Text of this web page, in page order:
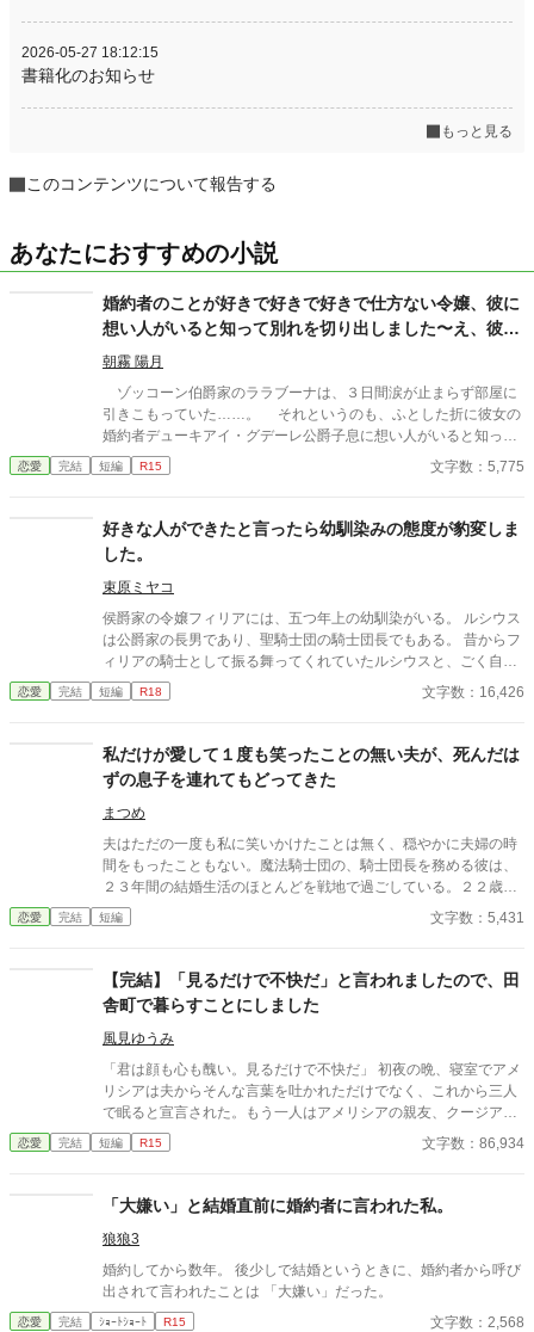
2026-05-27 18:12:15
書籍化のお知らせ
もっと見る
このコンテンツについて報告する
あなたにおすすめの小説
婚約者のことが好きで好きで好きで仕方ない令嬢、彼に
想い人がいると知って別れを切り出しました〜え、彼が
本当に好きだったのは私なんですか！？〜
朝霧 陽月
ゾッコーン伯爵家のララブーナは、３日間涙が止まらず部屋に
引きこもっていた……。 それというのも、ふとした折に彼女の
婚約者デューキアイ・グデーレ公爵子息に想い人がいると知って
しまったからだ。 ※内容はタイトル通りです、基本ヤベェ登場人
物しかいません。 ※他サイトにも、同作者ほぼ同タイトルで投稿
恋愛 完結 短編 R15 文字数：5,775
好きな人ができたと言ったら幼馴染みの態度が豹変しま
した。
束原ミヤコ
侯爵家の令嬢フィリアには、五つ年上の幼馴染がいる。 ルシウス
は公爵家の長男であり、聖騎士団の騎士団長でもある。 昔からフ
ィリアの騎士として振る舞ってくれていたルシウスと、ごく自然
に婚約者になっていた。 しかし、ある日の夜会で、「ルシウス様
はわがままな妹と結婚をしなければならず、可哀想」という噂話
ないのだと気づいたフィリアは、ルシウスに告げる。 「私、好き
な人ができました」 だから、あなたとは結婚できないのだという
嘘を──。
恋愛 完結 短編 R18 文字数：16,426
私だけが愛して１度も笑ったことの無い夫が、死んだは
ずの息子を連れてもどってきた
まつめ
夫はただの一度も私に笑いかけたことは無く、穏やかに夫婦の時
間をもったこともない。魔法騎士団の、騎士団長を務める彼は、
２３年間の結婚生活のほとんどを戦地で過ごしている。２２歳の
息子の戦死の知らせが届く。けれど夫は元気な息子を連れて私の
元に戻って来てくれた。
恋愛 完結 短編 文字数：5,431
【完結】「見るだけで不快だ」と言われましたので、田
舎町で暮らすことにしました
風見ゆうみ
「君は顔も心も醜い。見るだけで不快だ」 初夜の晩、寝室でアメ
リシアは夫からそんな言葉を吐かれただけでなく、これから三人
で眠ると宣言された。もう一人はアメリシアの親友、クージアだ
った。 アメリシアが夫のモレイブと婚約したのは七年前。親友と
出会ったのは十年前。 十年の友情は、結婚式を挙げた当日に失わ
は、どんなに辛くても両親の分も生きて幸せになると決め、そん
対に会うことのない田舎町で暮らしていくことにした。 離婚届を
置いて去ったアメリシアは、田舎町で苦労しながらも、幸せを見
つけていくのだが、モレイブはあんなことを言っておきながら
恋愛 完結 短編 R15 文字数：86,934
「大嫌い」と結婚直前に婚約者に言われた私。
狼狼3
婚約してから数年。 後少しで結婚というときに、婚約者から呼び
出されて言われたことは 「大嫌い」だった。
恋愛 完結 ｼｮｰﾄｼｮｰﾄ R15 文字数：2,568